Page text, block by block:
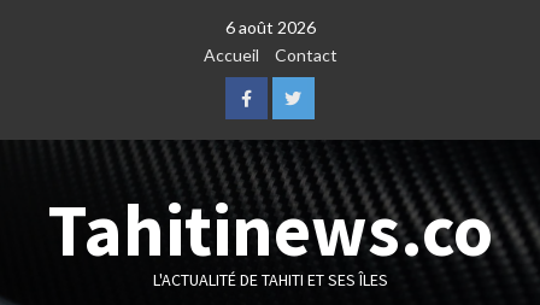
6 août 2026
Accueil
Contact
FacebookTwitter
Tahitinews.co
L'ACTUALITÉ DE TAHITI ET SES ÎLES